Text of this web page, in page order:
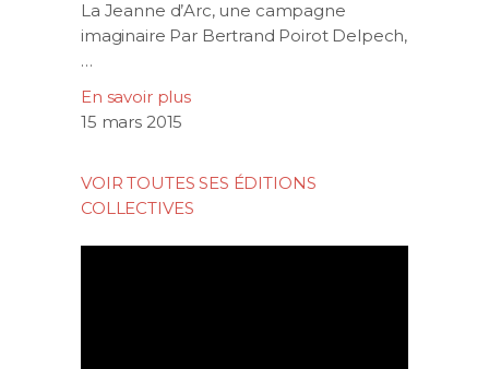
La Jeanne d’Arc, une campagne
imaginaire Par Bertrand Poirot Delpech,
…
En savoir plus
15 mars 2015
VOIR TOUTES SES ÉDITIONS
COLLECTIVES